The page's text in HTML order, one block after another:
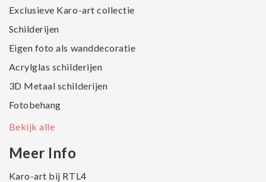
Exclusieve Karo-art collectie
Schilderijen
Eigen foto als wanddecoratie
Acrylglas schilderijen
3D Metaal schilderijen
Fotobehang
Bekijk alle
Meer Info
Karo-art bij RTL4